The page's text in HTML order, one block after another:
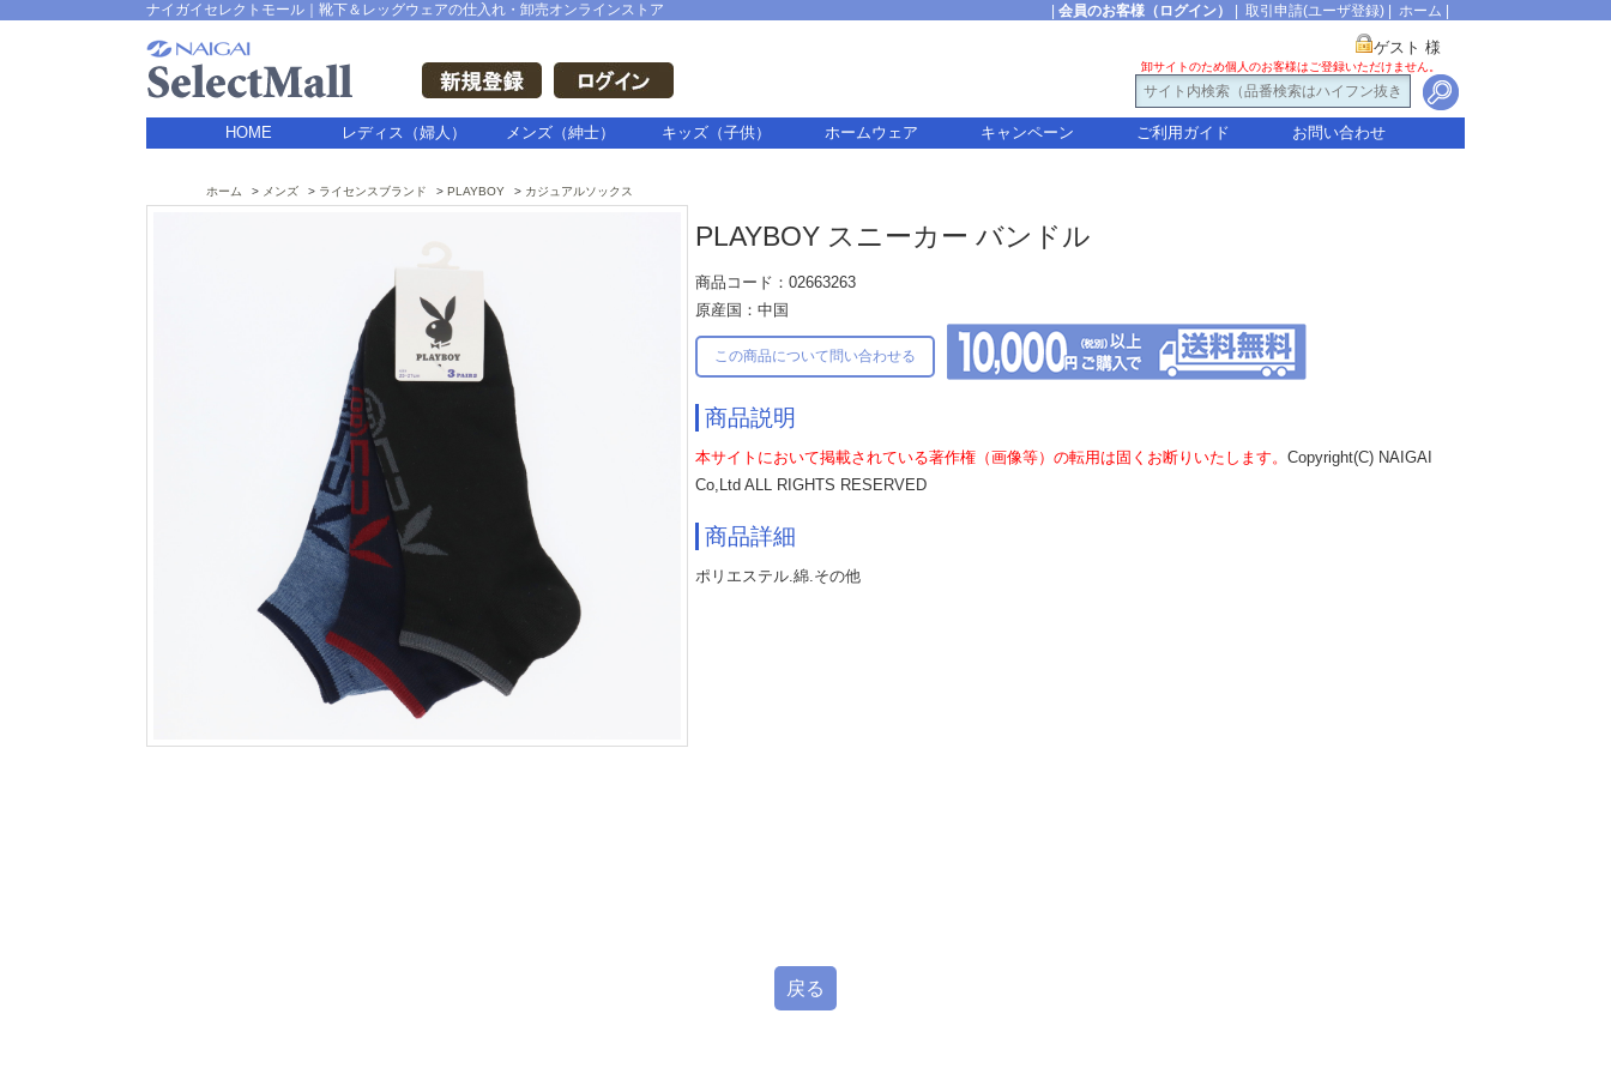
ナイガイセレクトモール｜靴下＆レッグウェアの仕入れ・卸売オンラインストア 会員のお客様（ログイン） 取引申請(ユーザ登録) ホーム
ゲスト 様
卸サイトのため個人のお客様はご登録いただけません。
HOME レディス（婦人） メンズ（紳士） キッズ（子供） ホームウェア キャンペーン ご利用ガイド お問い合わせ
ホーム メンズ ライセンスブランド PLAYBOY カジュアルソックス
PLAYBOY スニーカー バンドル
商品コード：02663263
原産国：中国
この商品について問い合わせる
商品説明
本サイトにおいて掲載されている著作権（画像等）の転用は固くお断りいたします。Copyright(C) NAIGAI
Co,Ltd ALL RIGHTS RESERVED
商品詳細
ポリエステル.綿.その他
戻る